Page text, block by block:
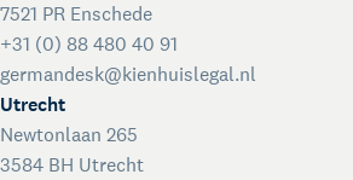
7521 PR Enschede
+31 (0) 88 480 40 91
germandesk@kienhuislegal.nl
Utrecht
Newtonlaan 265
3584 BH Utrecht